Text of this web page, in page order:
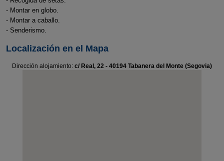
- Montar en globo.
- Montar a caballo.
- Senderismo.
Localización en el Mapa
Dirección alojamiento: c/ Real, 22 - 40194 Tabanera del Monte (Segovia)